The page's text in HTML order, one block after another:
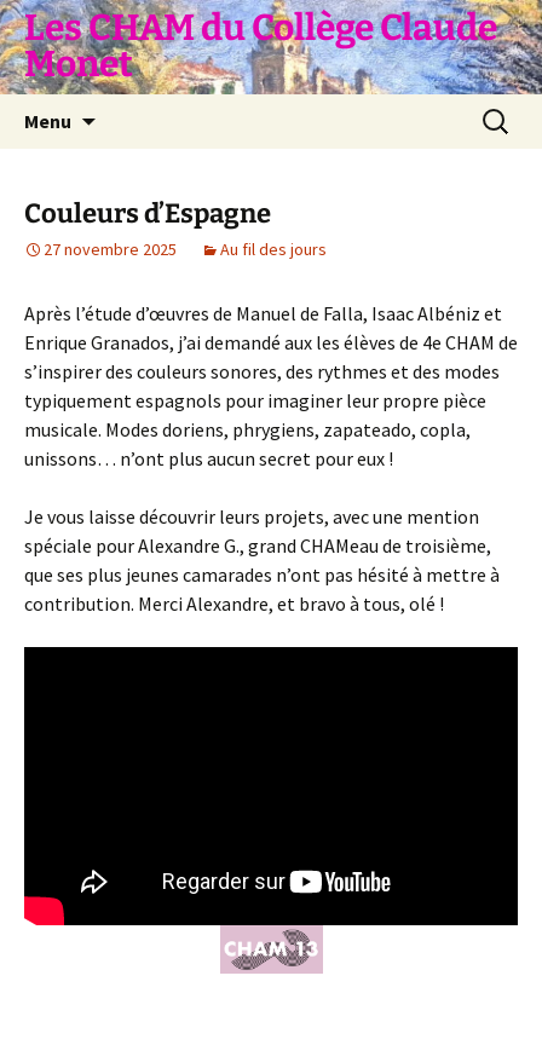
Aller
au
contenu
Les CHAM du Collège Claude
Monet
Menu
Couleurs d’Espagne
27 novembre 2025 Au fil des jours
Après l’étude d’œuvres de Manuel de Falla, Isaac Albéniz et
Enrique Granados, j’ai demandé aux les élèves de 4e CHAM de
s’inspirer des couleurs sonores, des rythmes et des modes
typiquement espagnols pour imaginer leur propre pièce
musicale. Modes doriens, phrygiens, zapateado, copla,
unissons… n’ont plus aucun secret pour eux !
Je vous laisse découvrir leurs projets, avec une mention
spéciale pour Alexandre G., grand CHAMeau de troisième,
que ses plus jeunes camarades n’ont pas hésité à mettre à
contribution. Merci Alexandre, et bravo à tous, olé !